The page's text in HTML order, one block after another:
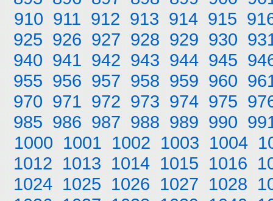
910 911 912 913 914 915
925 926 927 928 929 930
940 941 942 943 944 945
955 956 957 958 959 960
970 971 972 973 974 975
985 986 987 988 989 990
1000 1001 1002 1003 1004
1012 1013 1014 1015 1016
1024 1025 1026 1027 1028